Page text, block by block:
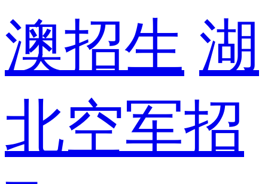
澳招生 湖
北空军招